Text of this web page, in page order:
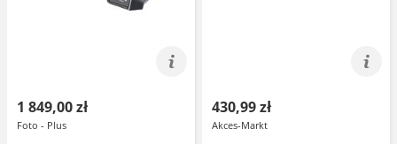
1 849,00 zł
Foto - Plus
430,99 zł
Akces-Markt